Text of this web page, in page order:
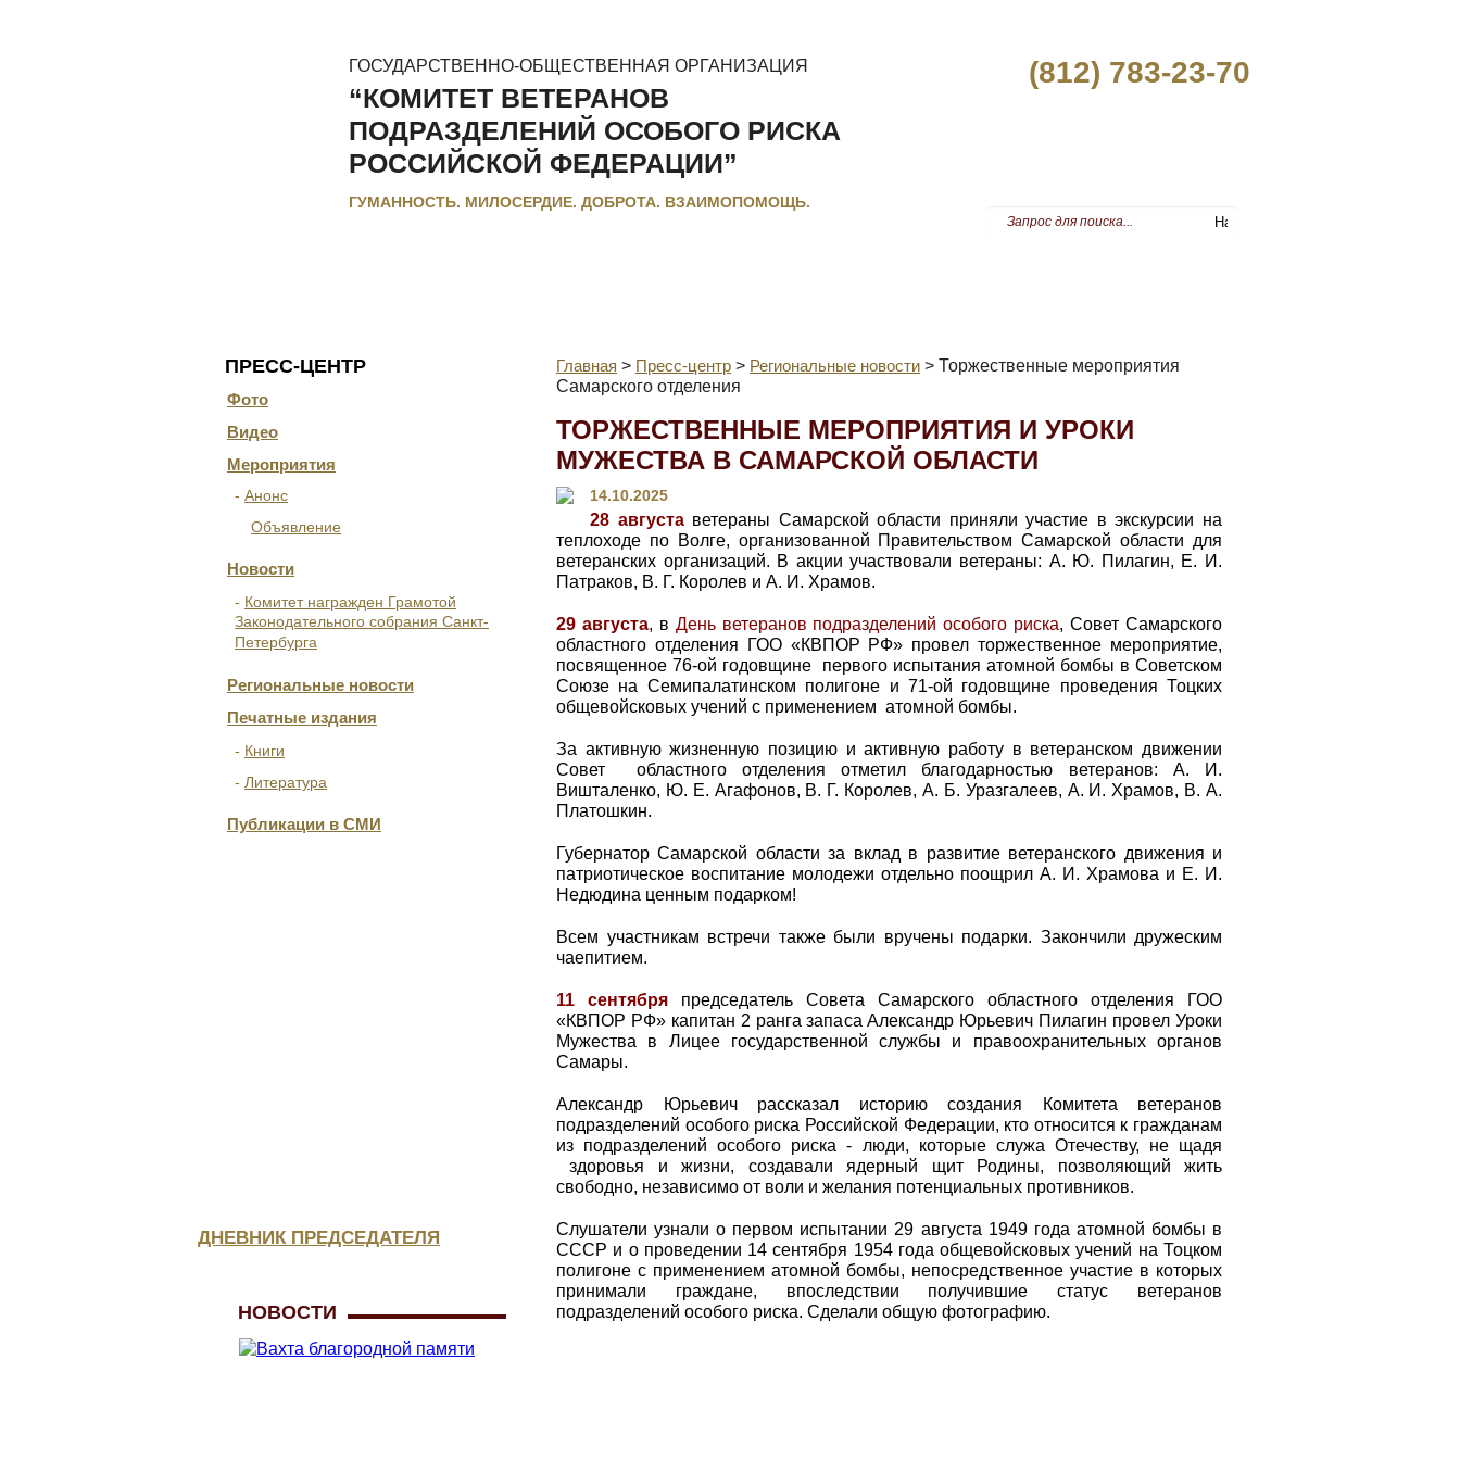
ГОСУДАРСТВЕННО-ОБЩЕСТВЕННАЯ ОРГАНИЗАЦИЯ
“КОМИТЕТ ВЕТЕРАНОВ
ПОДРАЗДЕЛЕНИЙ ОСОБОГО РИСКА
РОССИЙСКОЙ ФЕДЕРАЦИИ”
ГУМАННОСТЬ. МИЛОСЕРДИЕ. ДОБРОТА. ВЗАИМОПОМОЩЬ.
(812) 783-23-70
ПРЕСС-ЦЕНТР
Фото
Видео
Мероприятия
Анонс
Объявление
Новости
Комитет награжден Грамотой
Законодательного собрания Санкт-
Петербурга
Региональные новости
Печатные издания
Книги
Литература
Публикации в СМИ
ДНЕВНИК ПРЕДСЕДАТЕЛЯ
НОВОСТИ
Главная > Пресс-центр > Региональные новости > Торжественные мероприятия
Самарского отделения
ТОРЖЕСТВЕННЫЕ МЕРОПРИЯТИЯ И УРОКИ
МУЖЕСТВА В САМАРСКОЙ ОБЛАСТИ
14.10.2025
28 августаветераны Самарской области приняли участие в экскурсии на
теплоходе по Волге, организованной Правительством Самарской области для
ветеранских организаций. В акции участвовали ветераны: А. Ю. Пилагин, Е. И.
Патраков, В. Г. Королев и А. И. Храмов.
29 августа, в День ветеранов подразделений особого риска, Совет Самарского
областного отделения ГОО «КВПОР РФ» провел торжественное мероприятие,
посвященное 76-ой годовщине первого испытания атомной бомбы в Советском
Союзе на Семипалатинском полигоне и 71-ой годовщине проведения Тоцких
общевойсковых учений с применением атомной бомбы.
За активную жизненную позицию и активную работу в ветеранском движении
Совет областного отделения отметил благодарностью ветеранов: А. И.
Вишталенко, Ю. Е. Агафонов, В. Г. Королев, А. Б. Уразгалеев, А. И. Храмов, В. А.
Платошкин.
Губернатор Самарской области за вклад в развитие ветеранского движения и
патриотическое воспитание молодежи отдельно поощрил А. И. Храмова и Е. И.
Недюдина ценным подарком!
Всем участникам встречи также были вручены подарки. Закончили дружеским
чаепитием.
11 сентября председатель Совета Самарского областного отделения ГОО
«КВПОР РФ» капитан 2 ранга запаса Александр Юрьевич Пилагин провел Уроки
Мужества в Лицее государственной службы и правоохранительных органов
Самары.
Александр Юрьевич рассказал историю создания Комитета ветеранов
подразделений особого риска Российской Федерации, кто относится к гражданам
из подразделений особого риска - люди, которые служа Отечеству, не щадя
здоровья и жизни, создавали ядерный щит Родины, позволяющий жить
свободно, независимо от воли и желания потенциальных противников.
Слушатели узнали о первом испытании 29 августа 1949 года атомной бомбы в
СССР и о проведении 14 сентября 1954 года общевойсковых учений на Тоцком
полигоне с применением атомной бомбы, непосредственное участие в которых
принимали граждане, впоследствии получившие статус ветеранов
подразделений особого риска. Сделали общую фотографию.